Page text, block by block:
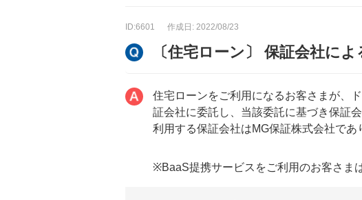
ID:6601 作成日: 2022/08/23
〔住宅ローン〕 保証会社に
住宅ローンをご利用になるお客さまが、
証会社に委託し、当該委託に基づき保証
利用する保証会社はMG保証株式会社で
※BaaS提携サービスをご利用のお客さま